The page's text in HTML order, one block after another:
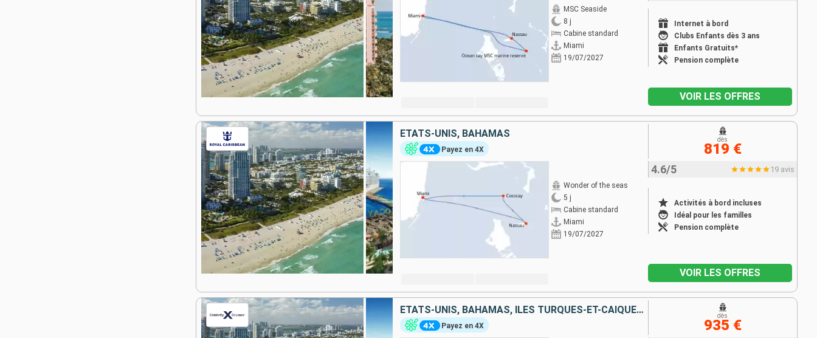
MSC Seaside
8 j
Cabine standard
Miami
19/07/2027
Internet à bord
Clubs Enfants dès 3 ans
Enfants Gratuits*
Pension complète
VOIR LES OFFRES
ÉTATS-UNIS, BAHAMAS
Payez en 4X
Wonder of the seas
5 j
Cabine standard
Miami
19/07/2027
4.6/5 19 avis
Activités à bord incluses
Idéal pour les familles
Pension complète
dès
819 €
VOIR LES OFFRES
ÉTATS-UNIS, BAHAMAS, ÎLES TURQUES-ET-CAÏQUES, RÉPUBLIQUE DOMINICAINE
Payez en 4X
dès
935 €